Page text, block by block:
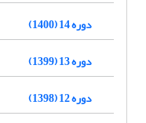
دوره 14 (1400)
دوره 13 (1399)
دوره 12 (1398)